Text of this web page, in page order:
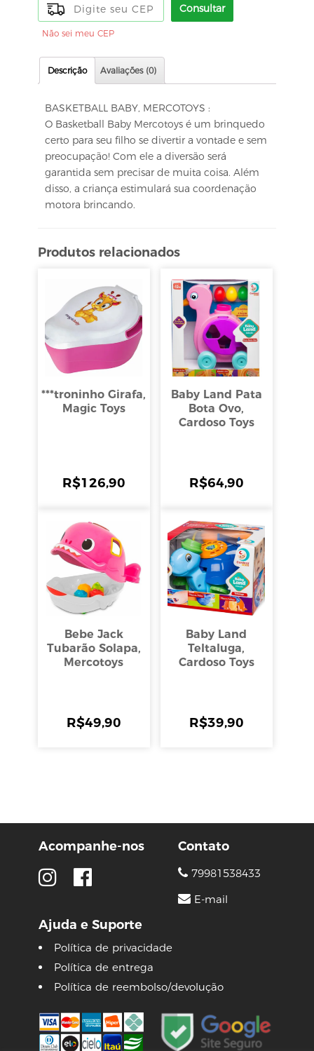
Consultar
Não sei meu CEP
Descrição Avaliações (0)
BASKETBALL BABY, MERCOTOYS :
O Basketball Baby Mercotoys é um brinquedo
certo para seu filho se divertir a vontade e sem
preocupação! Com ele a diversão será
garantida sem precisar de muita coisa. Além
disso, a criança estimulará sua coordenação
motora brincando.
Produtos relacionados
***troninho Girafa,
Magic Toys
R$126,90
Baby Land Pata
Bota Ovo,
Cardoso Toys
R$64,90
Bebe Jack
Tubarão Solapa,
Mercotoys
R$49,90
Baby Land
Teltaluga,
Cardoso Toys
R$39,90
Acompanhe-nos
Ajuda e Suporte
Política de privacidade
Política de entrega
Política de reembolso/devolução
Contato
79981538433
E-mail